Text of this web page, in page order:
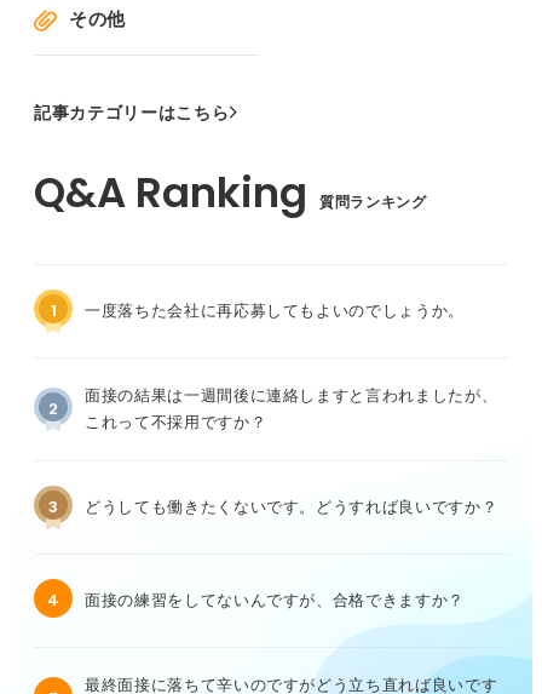
その他
記事カテゴリーはこちら
質問ランキング
1 一度落ちた会社に再応募してもよいのでしょうか。
2
面接の結果は一週間後に連絡しますと言われましたが、
これって不採用ですか？
3 どうしても働きたくないです。どうすれば良いですか？
4 面接の練習をしてないんですが、合格できますか？
最終面接に落ちて辛いのですがどう立ち直れば良いです